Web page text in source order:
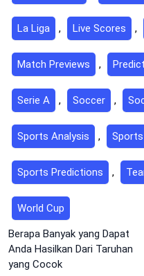
La Liga , Live Scores ,
Match Previews ,
Serie A , Soccer ,
Sports Analysis ,
Sports Predictions ,
World Cup
Post
navigation
Berapa Banyak yang Dapat
Anda Hasilkan Dari Taruhan
yang Cocok